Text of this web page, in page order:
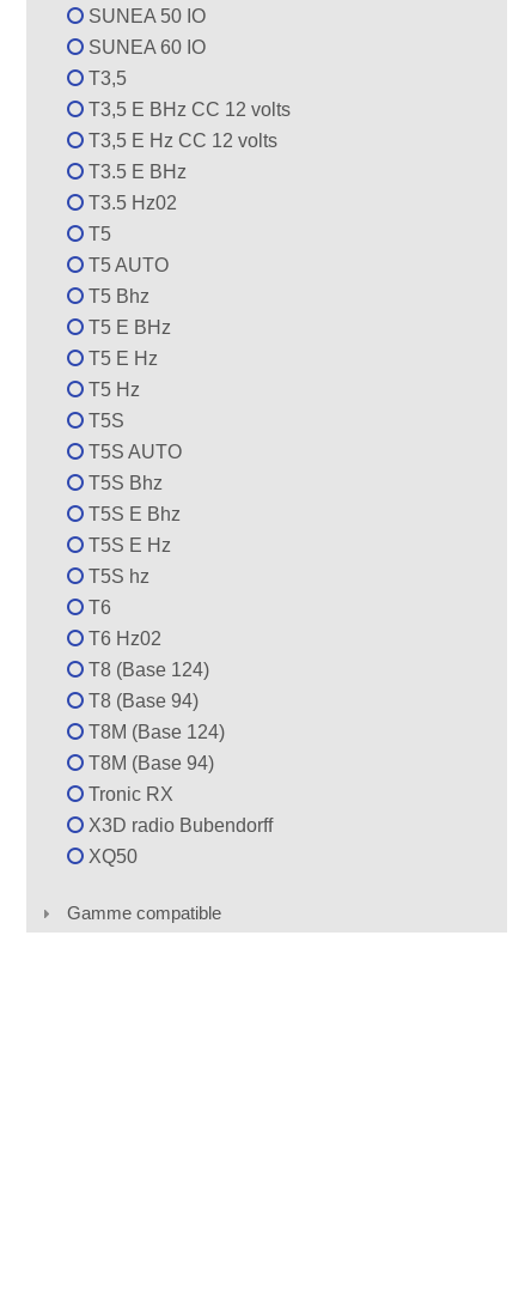
SUNEA 50 IO
SUNEA 60 IO
T3,5
T3,5 E BHz CC 12 volts
T3,5 E Hz CC 12 volts
T3.5 E BHz
T3.5 Hz02
T5
T5 AUTO
T5 Bhz
T5 E BHz
T5 E Hz
T5 Hz
T5S
T5S AUTO
T5S Bhz
T5S E Bhz
T5S E Hz
T5S hz
T6
T6 Hz02
T8 (Base 124)
T8 (Base 94)
T8M (Base 124)
T8M (Base 94)
Tronic RX
X3D radio Bubendorff
XQ50
Gamme compatible